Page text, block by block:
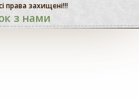
права захищені!!!
з нами